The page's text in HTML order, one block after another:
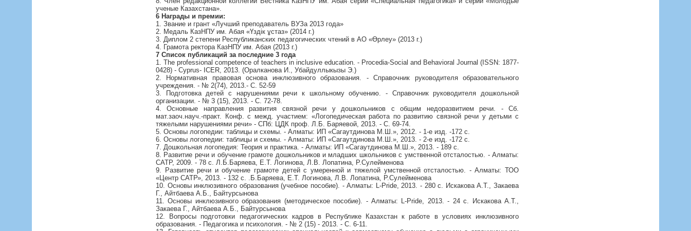
ученые Казахстана».
6 Награды и премии:
1. Звание и грант «Лучший преподаватель ВУЗа 2013 года»
2. Медаль КазНПУ им. Абая «Үздік ұстаз» (2014 г.)
3. Диплом 2 степени Республиканских педагогических чтений в АО «Өрлеу» (2013 г.)
4. Грамота ректора КазНПУ им. Абая (2013 г.)
7 Список публикаций за последние 3 года
1. The professional competence of teachers in inclusive education. - Procedia-Social and Behavioral Journal (ISSN: 1877-
0428) - Cyprus- ICER, 2013. (Оралканова И., Убайдуллыкызы Э.)
2. Нормативная правовая основа инклюзивного образования. - Справочник руководителя образовательного
учреждения. - № 2(74), 2013.- С. 52-59
3. Подготовка детей с нарушениями речи к школьному обучению. - Справочник руководителя дошкольной
организации. - № 3 (15), 2013. - С. 72-78.
4. Основные направления развития связной речи у дошкольников с общим недоразвитием речи. - Сб.
мат.заоч.науч.-практ. Конф. с межд. участием: «Логопедическая работа по развитию связной речи у детьми с
тяжелыми нарушениями речи» - СПб: ЦДК проф. Л.Б. Баряевой, 2013. - С. 69-74.
5. Основы логопедии: таблицы и схемы. - Алматы: ИП «Сагаутдинова М.Ш.», 2012. - 1-е изд. -172 с.
6. Основы логопедии: таблицы и схемы. - Алматы: ИП «Сагаутдинова М.Ш.», 2013. - 2-е изд. -172 с.
7. Дошкольная логопедия: Теория и практика. - Алматы: ИП «Сагаутдинова М.Ш.», 2013. - 189 с.
8. Развитие речи и обучение грамоте дошкольников и младших школьников с умственной отсталостью. - Алматы:
САТР, 2009. - 78 с. Л.Б.Баряева, Е.Т. Логинова, Л.В. Лопатина, Р.Сулейменова
9. Развитие речи и обучение грамоте детей с умеренной и тяжелой умственной отсталостью. - Алматы: ТОО
«Центр САТР», 2013. - 132 с. .Б.Баряева, Е.Т. Логинова, Л.В. Лопатина, Р.Сулейменова
10. Основы инклюзивного образования (учебное пособие). - Алматы: L-Pride, 2013. - 280 с. Искакова А.Т., Закаева
Г., Айтбаева А.Б., Байтурсынова
11. Основы инклюзивного образования (методическое пособие). - Алматы: L-Pride, 2013. - 24 с. Искакова А.Т.,
Закаева Г., Айтбаева А.Б., Байтурсынова
12. Вопросы подготовки педагогических кадров в Республике Казахстан к работе в условиях инклюзивного
образования. - Педагогика и психология. - № 2 (15) - 2013. - С. 6-11.